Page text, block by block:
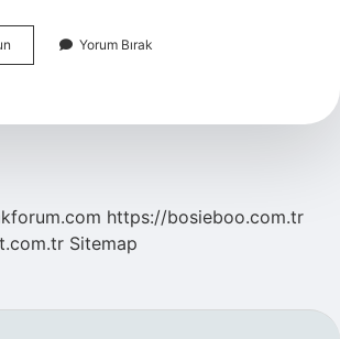
Bağ
Anlama
Yorum Bırak
https://bosieboo.com.tr
Sitemap